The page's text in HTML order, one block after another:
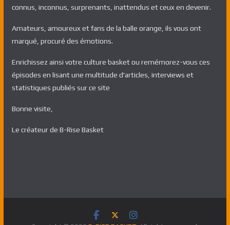
connus, inconnus, surprenants, inattendus et ceux en devenir.
Amateurs, amoureux et fans de la balle orange, ils vous ont
marqué, procuré des émotions.
Enrichissez ainsi votre culture basket ou remémorez-vous ces
épisodes en lisant une multitude d'articles, interviews et
statistiques publiés sur ce site
Bonne visite,
Le créateur de B-Rise Basket